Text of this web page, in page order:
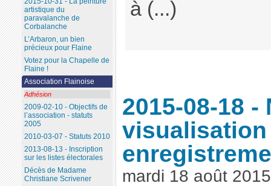
à (...)
2015-08-18 -
visualisation
mardi 18 août 2015
artistique du
paravalanche de
Corbalanche
L’Arbaron, un bien
précieux pour Flaine
Votez pour la Chapelle de
Flaine !
Association Flainoise
Adhésion
2009-02-10 - Objectifs de
l’association - statuts
2005
2010-03-07 - Statuts 2010
2013-08-13 - Inscription
sur les listes électorales
Décès de Madame
Christiane Scrivener